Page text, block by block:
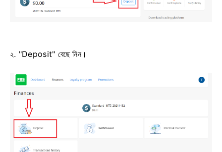
২. "Deposit" বেছে নিন।